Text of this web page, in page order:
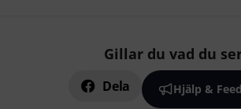
Gillar du vad du
Dela Hjälp &